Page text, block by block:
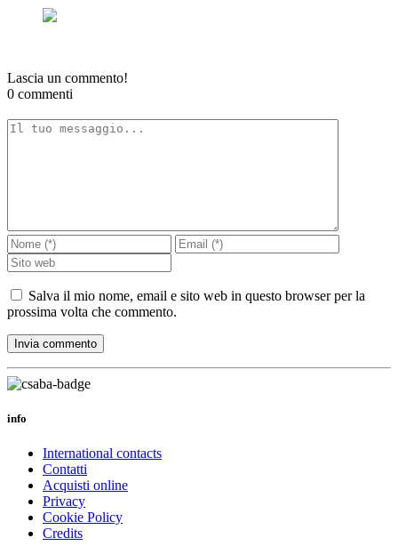
Lascia un commento!
0 commenti
Salva il mio nome, email e sito web in questo browser per la
prossima volta che commento.
info
International contacts
Contatti
Acquisti online
Privacy
Cookie Policy
Credits